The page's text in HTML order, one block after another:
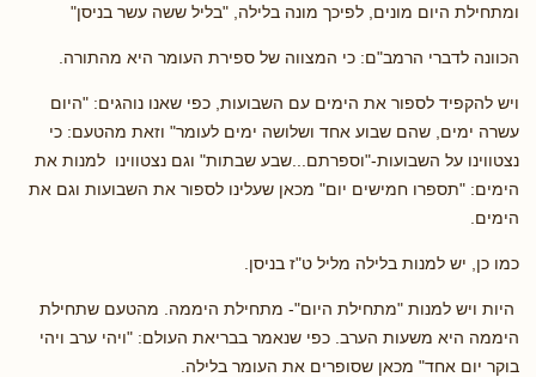
ומתחילת היום מונים, לפיכך מונה בלילה, "בליל ששה עשר בניסן"
הכוונה לדברי הרמב"ם: כי המצווה של ספירת העומר היא מהתורה.
ויש להקפיד לספור את הימים עם השבועות, כפי שאנו נוהגים: "היום
עשרה ימים, שהם שבוע אחד ושלושה ימים לעומר" וזאת מהטעם: כי
נצטווינו על השבועות-"וספרתם...שבע שבתות" וגם נצטווינו למנות את
הימים: "תספרו חמישים יום" מכאן שעלינו לספור את השבועות וגם את
הימים.
כמו כן, יש למנות בלילה מליל ט"ז בניסן.
היות ויש למנות "מתחילת היום"- מתחילת היממה. מהטעם שתחילת
היממה היא משעות הערב. כפי שנאמר בבריאת העולם: "ויהי ערב ויהי
בוקר יום אחד" מכאן שסופרים את העומר בלילה.